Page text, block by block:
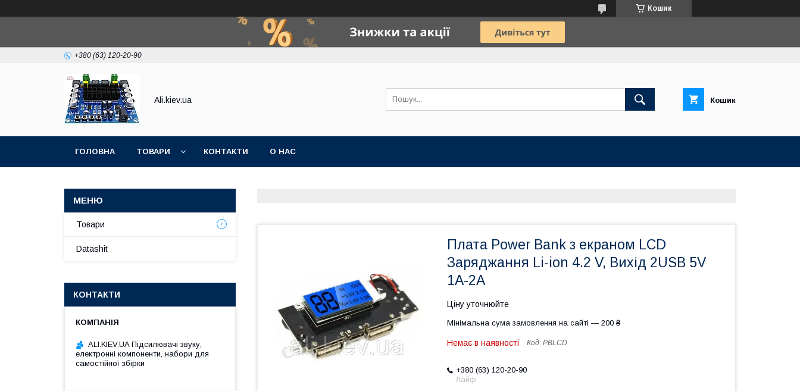
Кошик
+380 (63) 120-20-90
Ali.kiev.ua Кошик
ГОЛОВНА ТОВАРИ КОНТАКТИ О НАС
Плата Power Bank з екраном LCD
Заряджання Li-ion 4.2 V, Вихід 2USB 5V
1A-2A
Ціну уточнюйте
Мінімальна сума замовлення на сайті — 200 ₴
Немає в наявності Код: PBLCD
+380 (63) 120-20-90
Лайф
Товари
Datashit
КОНТАКТИ
ALI.KIEV.UA Підсилювачі звуку,
електронні компоненти, набори для
самостійної збірки